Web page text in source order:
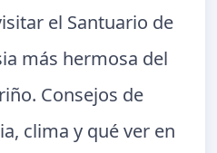
el Santuario de
más hermosa del
Consejos de
clima y qué ver en